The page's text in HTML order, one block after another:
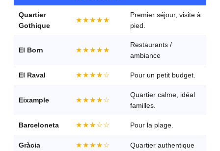
Quartier
Gothique
★★★★★
Premier séjour, visite à
pied.
El Born ★★★★★
Restaurants /
ambiance
El Raval ★★★★☆ Pour un petit budget.
Eixample ★★★★☆
Quartier calme, idéal
familles.
Barceloneta ★★★☆☆ Pour la plage.
Gràcia ★★★★☆ Quartier authentique